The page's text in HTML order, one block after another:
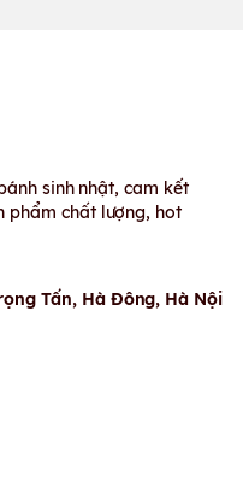
sinh nhật, cam kết
phẩm chất lượng, hot
Tấn, Hà Đông, Hà Nội